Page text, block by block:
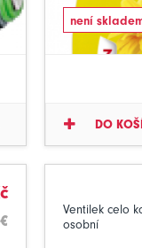
není
DO
Ventilek celo
osobní